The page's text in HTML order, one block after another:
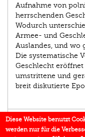
Aufnahme von
herrschenden
Wodurch
Armee- und
Auslandes, und wo
Die systematische
Geschlecht
umstrittene und
breit diskutierte
AUTOR/IN
Diese Website benutzt
werden nur für die